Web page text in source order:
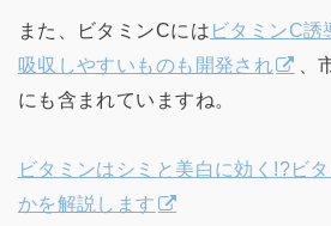
また、ビタミンCには ビタミンC誘
吸収しやすいものも開発され
にも含まれていますね。
ビタミンはシミと美白に効く!?ビ
かを解説します